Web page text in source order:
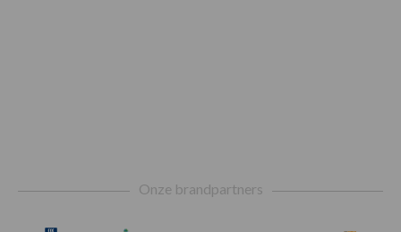
Onze brandpartners